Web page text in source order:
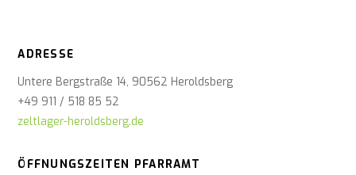
ADRESSE
Untere Bergstraße 14, 90562 Heroldsberg
+49 911 / 518 85 52
zeltlager-heroldsberg.de
ÖFFNUNGSZEITEN PFARRAMT